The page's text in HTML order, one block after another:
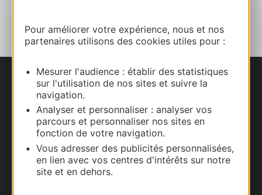
Pour améliorer votre expérience, nous et nos
partenaires utilisons des cookies utiles pour :
Mesurer l'audience : établir des statistiques
sur l'utilisation de nos sites et suivre la
navigation.
Analyser et personnaliser : analyser vos
parcours et personnaliser nos sites en
fonction de votre navigation.
Vous adresser des publicités personnalisées,
en lien avec vos centres d'intérêts sur notre
site et en dehors.
Nous contacter
Carte interactive
Documentation